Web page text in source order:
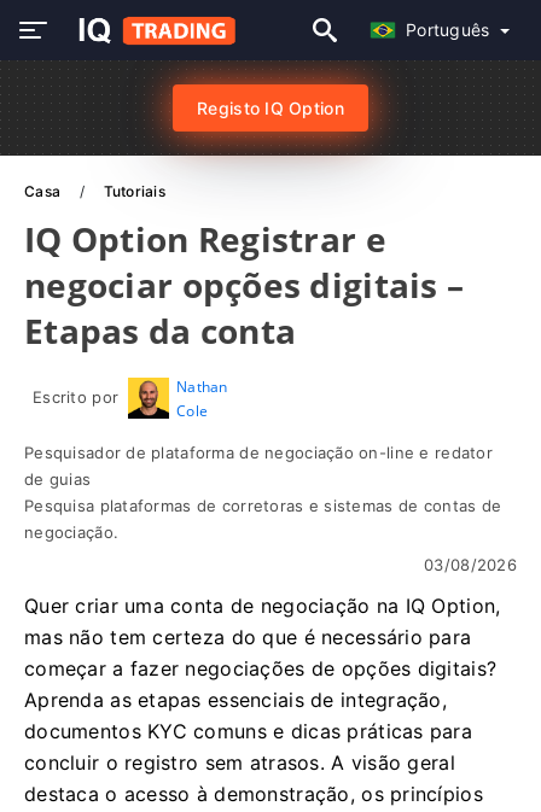
Português
Registo IQ Option
Casa Tutoriais
IQ Option Registrar e
negociar opções digitais –
Etapas da conta
Escrito por
Nathan
Cole
Pesquisador de plataforma de negociação on-line e redator
de guias
Pesquisa plataformas de corretoras e sistemas de contas de
negociação.
03/08/2026
Quer criar uma conta de negociação na IQ Option,
mas não tem certeza do que é necessário para
começar a fazer negociações de opções digitais?
Aprenda as etapas essenciais de integração,
documentos KYC comuns e dicas práticas para
concluir o registro sem atrasos. A visão geral
destaca o acesso à demonstração, os princípios